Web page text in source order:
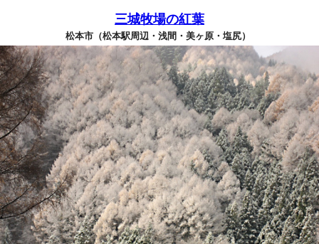
三城牧場の紅葉
松本市（松本駅周辺・浅間・美ヶ原・塩尻）